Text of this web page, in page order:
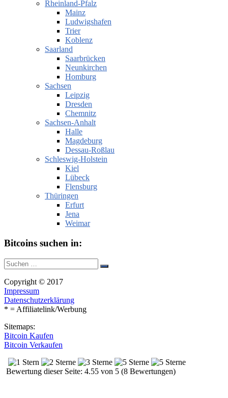
Rheinland-Pfalz
Mainz
Ludwigshafen
Trier
Koblenz
Saarland
Saarbrücken
Neunkirchen
Homburg
Sachsen
Leipzig
Dresden
Chemnitz
Sachsen-Anhalt
Halle
Magdeburg
Dessau-Roßlau
Schleswig-Holstein
Kiel
Lübeck
Flensburg
Thüringen
Erfurt
Jena
Weimar
Bitcoins suchen in:
Suche
nach:
Suchen
Copyright © 2017
Impressum
Datenschutzerklärung
* = Affiliatelink/Werbung
Sitemaps:
Bitcoin Kaufen
Bitcoin Verkaufen
Bewertung dieser Seite: 4.55 von 5 (8 Bewertungen)